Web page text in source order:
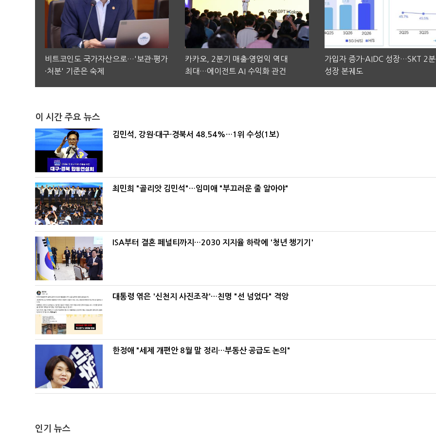
비트코인도 국가자산으로…'보관·평가
·처분' 기준은 숙제
카카오, 2분기 매출·영업익 역대
최대…에이전트 AI 수익화 관건
가입자 증가·AIDC 성장…SKT 2
성장 본궤도
이 시간 주요 뉴스
김민석, 강원·대구·경북서 48.54%…1위 수성(1보)
최민희 "골리앗 김민석"…임미애 "부끄러운 줄 알아야"
ISA부터 결혼 페널티까지…2030 지지율 하락에 '청년 챙기기'
대통령 엮은 '신천지 사진조작'…친명 "선 넘었다" 격앙
한정애 "세제 개편안 8월 말 정리…부동산 공급도 논의"
인기 뉴스